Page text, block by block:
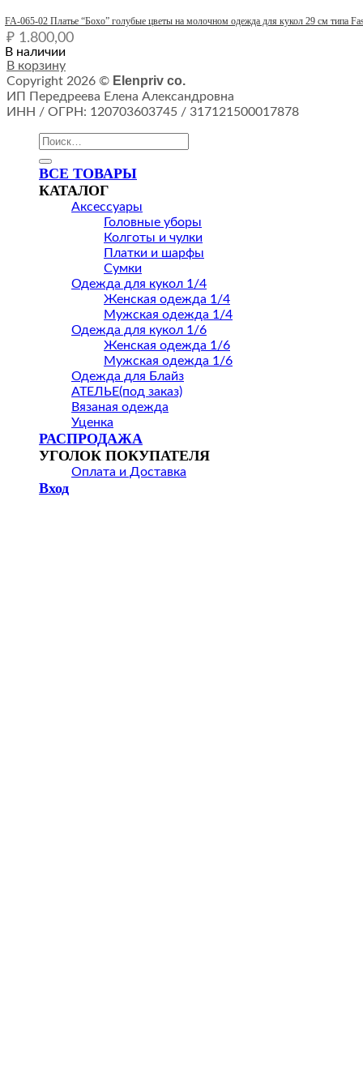
FA-065-02 Платье “Бохо” голубые цветы на молочном одежда для кукол 29 см типа
₽ 1.800,00
В наличии
В корзину
Copyright 2026 © Elenpriv co.
ИП Передреева Елена Александровна
ИНН / ОГРН: 120703603745 / 317121500017878
Искать:
ВСЕ ТОВАРЫ
КАТАЛОГ
Аксессуары
Головные уборы
Колготы и чулки
Платки и шарфы
Сумки
Одежда для кукол 1/4
Женская одежда 1/4
Мужская одежда 1/4
Одежда для кукол 1/6
Женская одежда 1/6
Мужская одежда 1/6
Одежда для Блайз
АТЕЛЬЕ(под заказ)
Вязаная одежда
Уценка
РАСПРОДАЖА
УГОЛОК ПОКУПАТЕЛЯ
Оплата и Доставка
Вход